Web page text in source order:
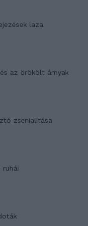
laza
az örökölt árnyak
zsenialitása
ruhái